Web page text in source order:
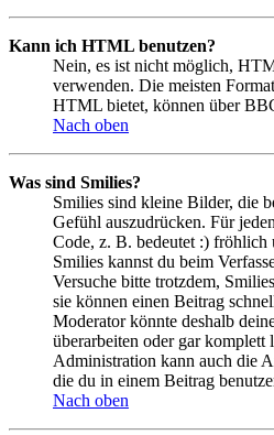
Kann ich HTML benutzen?
Nein, es ist nicht möglich,
verwenden. Die meisten
HTML bietet, können über
Nach oben
Was sind Smilies?
Smilies sind kleine Bilder, die
Gefühl auszudrücken. Für
Code, z. B. bedeutet :)
Smilies kannst du beim
Versuche bitte trotzdem,
sie können einen Beitrag
Moderator könnte deshalb
überarbeiten oder gar komplett
Administration kann auch die
die du in einem Beitrag
Nach oben